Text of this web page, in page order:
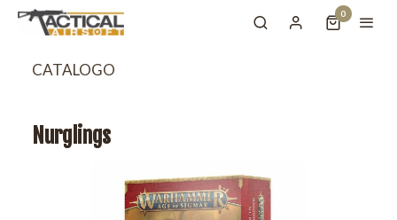
0
CATALOGO
Nurglings